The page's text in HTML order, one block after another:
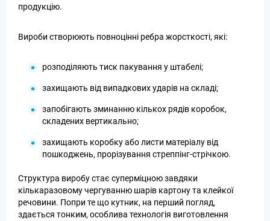
продукцію.
Вироби створюють повноцінні ребра жорсткості, які:
розподіляють тиск пакування у штабелі;
захищають від випадкових ударів на складі;
запобігають зминанню кількох рядів коробок,
складених вертикально;
захищають коробку або листи матеріалу від
пошкоджень, прорізування стреппінг-стрічкою.
Структура виробу стає суперміцною завдяки
кількаразовому чергуванню шарів картону та клейкої
речовини. Попри те що кутник, на перший погляд,
здається тонким, особлива технологія виготовлення